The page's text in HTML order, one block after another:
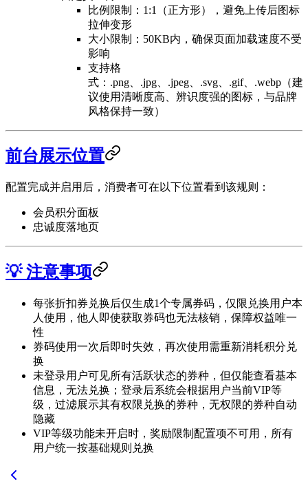
比例限制：1:1（正方形），避免上传后图标
拉伸变形
大小限制：50KB内，确保页面加载速度不受
影响
支持格
式：.png、.jpg、.jpeg、.svg、.gif、.webp（建
议使用清晰度高、辨识度强的图标，与品牌
风格保持一致）
前台展示位置
配置完成并启用后，消费者可在以下位置看到该规则：
会员积分面板
忠诚度落地页
💡 注意事项
每张折扣券兑换后仅生成1个专属券码，仅限兑换用户本
人使用，他人即使获取券码也无法核销，保障权益唯一
性
券码使用一次后即时失效，再次使用需重新消耗积分兑
换
未登录用户可见所有活跃状态的券种，但仅能查看基本
信息，无法兑换；登录后系统会根据用户当前VIP等
级，过滤展示其有权限兑换的券种，无权限的券种自动
隐藏
VIP等级功能未开启时，奖励限制配置项不可用，所有
用户统一按基础规则兑换